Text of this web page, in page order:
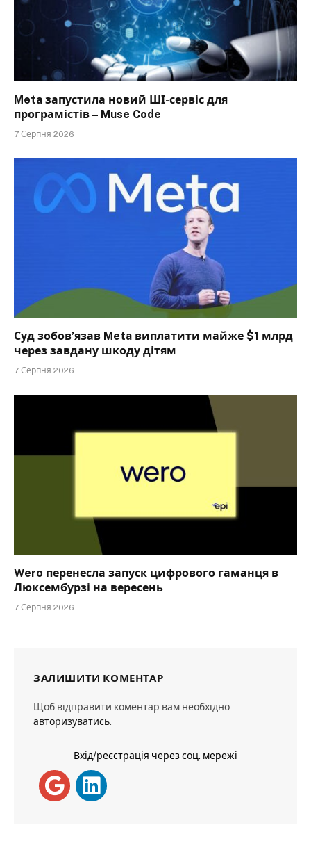
Meta запустила новий ШІ-сервіс для
програмістів – Muse Code
7 Серпня 2026
Суд зобов’язав Meta виплатити майже $1 млрд
через завдану шкоду дітям
7 Серпня 2026
Wero перенесла запуск цифрового гаманця в
Люксембурзі на вересень
7 Серпня 2026
ЗАЛИШИТИ КОМЕНТАР
Щоб відправити коментар вам необхідно
авторизуватись.
Вхід/реєстрація через соц. мережі